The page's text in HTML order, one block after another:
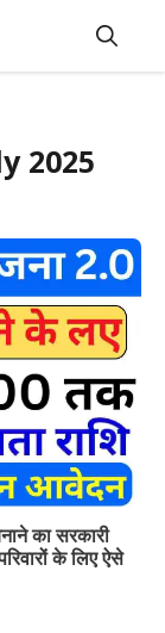
2025
का सरकारी
के लिए ऐसे